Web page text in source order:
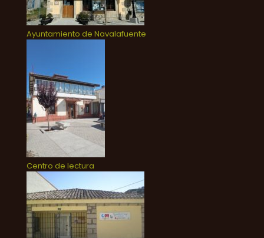
Ayuntamiento de Navalafuente
Centro de lectura